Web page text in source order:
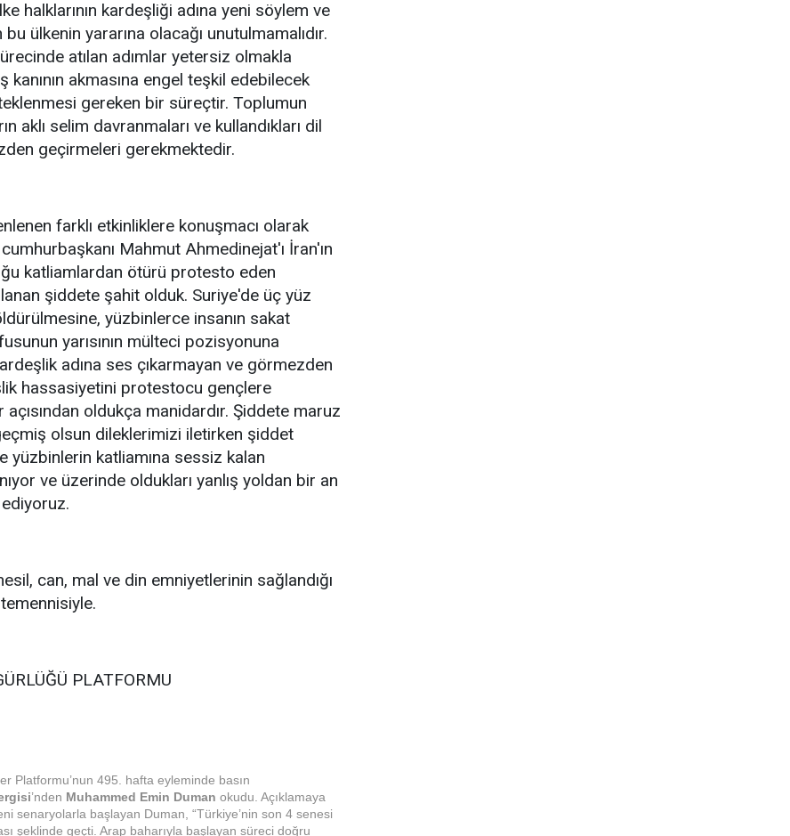
halklarının kardeşliği adına yeni söylem ve
ülkenin yararına olacağı unutulmamalıdır.
atılan adımlar yetersiz olmakla
akmasına engel teşkil edebilecek
gereken bir süreçtir. Toplumun
aklı selim davranmaları ve kullandıkları dil
geçirmeleri gerekmektedir.
farklı etkinliklere konuşmacı olarak
Mahmut Ahmedinejat'ı İran'ın
katliamlardan ötürü protesto eden
şiddete şahit olduk. Suriye'de üç yüz
yüzbinlerce insanın sakat
yarısının mülteci pozisyonuna
adına ses çıkarmayan ve görmezden
hassasiyetini protestocu gençlere
oldukça manidardır. Şiddete maruz
olsun dileklerimizi iletirken şiddet
yüzbinlerin katliamına sessiz kalan
ve üzerinde oldukları yanlış yoldan bir an
can, mal ve din emniyetlerinin sağlandığı
PLATFORMU
Platformu’nun 495. hafta eyleminde basın
’nden Muhammed Emin Duman okudu. Açıklamaya
senaryolarla başlayan Duman, “Türkiye’nin son 4 senesi
şeklinde geçti. Arap baharıyla başlayan süreci doğru